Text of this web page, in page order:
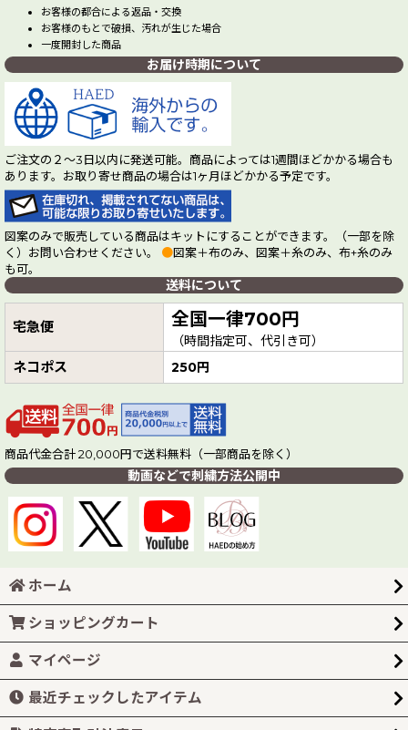
お客様の都合による返品・交換
お客様のもとで破損、汚れが生じた場合
一度開封した商品
お届け時期について
ご注文の２～3日以内に発送可能。商品によっては1週間ほどかかる場合も
あります。お取り寄せ商品の場合は1ヶ月ほどかかる予定です。
図案のみで販売している商品はキットにすることができます。（一部を除
く）お問い合わせください。 ●図案＋布のみ、図案＋糸のみ、布+糸のみ
も可。
送料について
宅急便 全国一律700円
（時間指定可、代引き可）
ネコポス 250円
商品代金合計 20,000円で送料無料（一部商品を除く）
動画などで刺繍方法公開中
ホーム
ショッピングカート
マイページ
最近チェックしたアイテム